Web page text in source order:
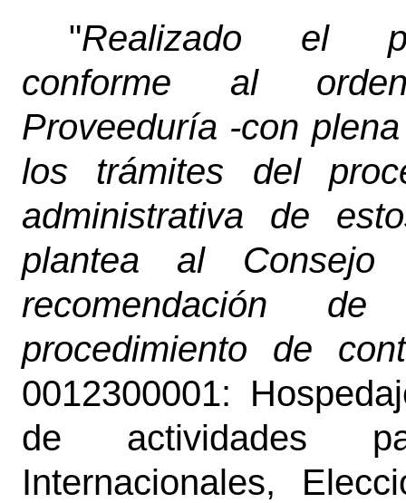
"Realizado el
conforme al
Proveeduría -con
los trámites del
administrativa de
plantea al
recomendación
procedimiento de
0012300001:
de actividades
Internacionales,